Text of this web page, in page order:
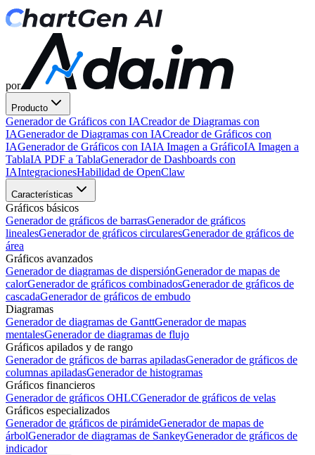
por
Producto
Generador de Gráficos con IACreador de Diagramas con
IAGenerador de Diagramas con IACreador de Gráficos con
IAGenerador de Gráficos con IAIA Imagen a GráficoIA Imagen a
TablaIA PDF a TablaGenerador de Dashboards con
IAIntegracionesHabilidad de OpenClaw
Características
Gráficos básicos
Generador de gráficos de barrasGenerador de gráficos
linealesGenerador de gráficos circularesGenerador de gráficos de
área
Gráficos avanzados
Generador de diagramas de dispersiónGenerador de mapas de
calorGenerador de gráficos combinadosGenerador de gráficos de
cascadaGenerador de gráficos de embudo
Diagramas
Generador de diagramas de GanttGenerador de mapas
mentalesGenerador de diagramas de flujo
Gráficos apilados y de rango
Generador de gráficos de barras apiladasGenerador de gráficos de
columnas apiladasGenerador de histogramas
Gráficos financieros
Generador de gráficos OHLCGenerador de gráficos de velas
Gráficos especializados
Generador de gráficos de pirámideGenerador de mapas de
árbolGenerador de diagramas de SankeyGenerador de gráficos de
indicador